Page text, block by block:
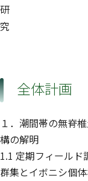
研
究
全体計画
１．潮間帯の無脊
構の解明
1.1 定期フィール
群集とイボニシ個